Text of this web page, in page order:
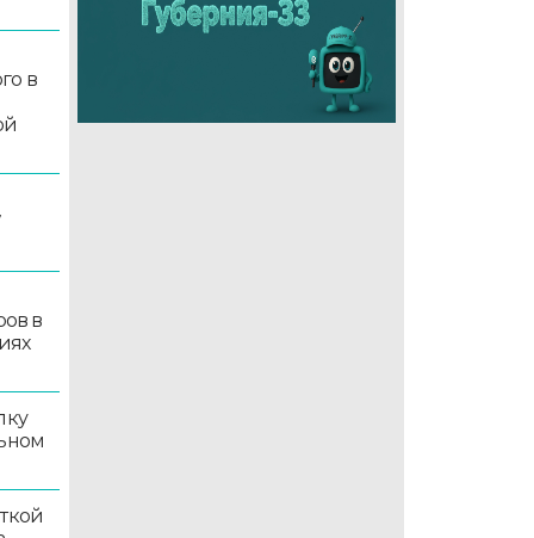
в
в